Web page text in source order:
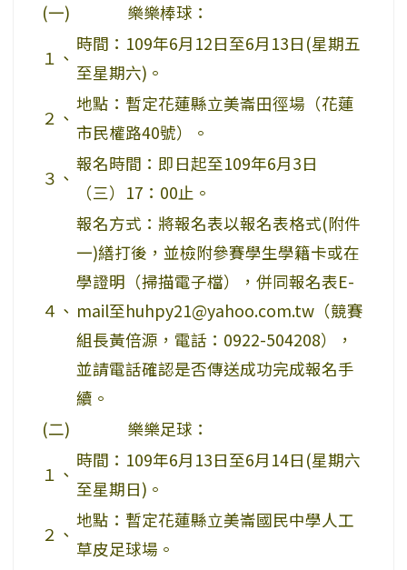
(一)
樂樂棒球：
１、
時間：109年6月12日至6月13日(星期五
至星期六)。
２、
地點：暫定花蓮縣立美崙田徑場（花蓮
市民權路40號）。
３、
報名時間：即日起至109年6月3日
（三）17：00止。
４、
報名方式：將報名表以報名表格式(附件
一)繕打後，並檢附參賽學生學籍卡或在
學證明（掃描電子檔），併同報名表E-
mail至huhpy21@yahoo.com.tw（競賽
組長黃倍源，電話：0922-504208），
並請電話確認是否傳送成功完成報名手
續。
(二)
樂樂足球：
１、
時間：109年6月13日至6月14日(星期六
至星期日)。
２、
地點：暫定花蓮縣立美崙國民中學人工
草皮足球場。